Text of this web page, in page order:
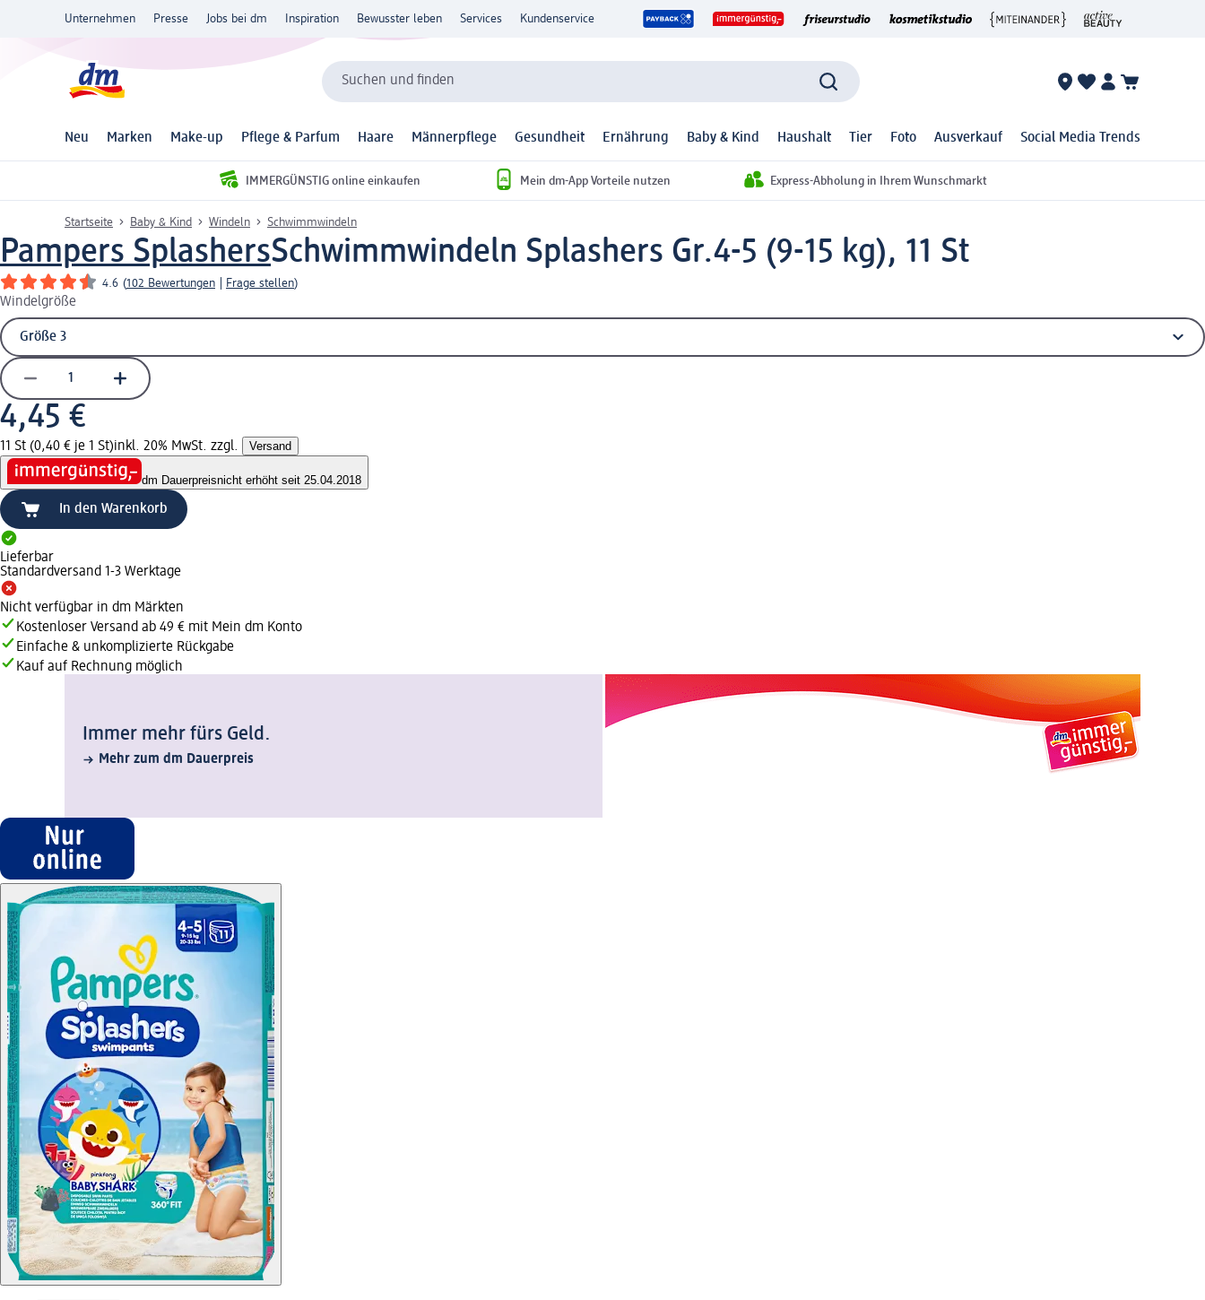
Unternehmen Presse Jobs bei dm Inspiration Bewusster leben Services Kundenservice
Suchen und finden
Neu Marken Make-up Pflege & Parfum Haare Männerpflege Gesundheit Ernährung Baby & Kind Haushalt Tier Foto Ausverkauf Social Media Trends
IMMERGÜNSTIG online einkaufen Mein dm-App Vorteile nutzen Express-Abholung in Ihrem Wunschmarkt
Startseite Baby & Kind Windeln Schwimmwindeln
Pampers SplashersSchwimmwindeln Splashers Gr.4-5 (9-15 kg), 11 St
4.6 (102 Bewertungen Frage stellen)
Windelgröße
4,45 €
11 St (0,40 € je 1 St)inkl. 20% MwSt. zzgl. Versand
dm Dauerpreisnicht erhöht seit 25.04.2018
In den Warenkorb
Lieferbar
Standardversand 1-3 Werktage
Nicht verfügbar in dm Märkten
Kostenloser Versand ab 49 € mit Mein dm Konto
Einfache & unkomplizierte Rückgabe
Kauf auf Rechnung möglich
Immer mehr fürs Geld.
Mehr zum dm Dauerpreis